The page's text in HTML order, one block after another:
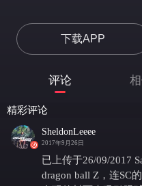
下载APP
评论
精彩评论
SheldonLeeee
2017年9月26日
已上传于26/09/2017
dragon ball Z，连SC